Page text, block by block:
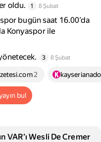
oldu.
1 8 Şubat
bugün saat 16.00’da
Konyaspor ile
3 8 Şubat
2
bul
VAR’ı Wesli De Cremer